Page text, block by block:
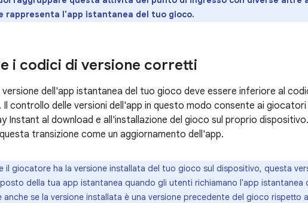
rappresenta l'app istantanea del tuo gioco.
i codici di versione corretti
versione dell'app istantanea del tuo gioco deve essere inferiore al
Il controllo delle versioni dell'app in questo modo consente ai
Instant al download e all'installazione del gioco sul proprio
transizione come un aggiornamento dell'app.
il giocatore ha la versione installata del tuo gioco sul dispositivo, questa
della tua app istantanea quando gli utenti richiamano l'app istantanea
anche se la versione installata è una versione precedente del gioco rispetto